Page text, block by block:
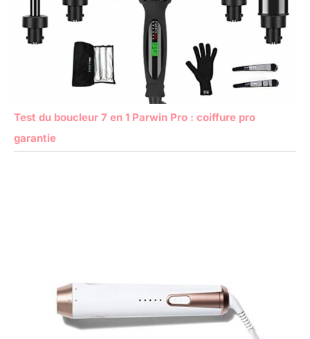
Test du boucleur 7 en 1 Parwin Pro : coiffure pro
garantie